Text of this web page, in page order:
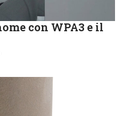
con WPA3 e il